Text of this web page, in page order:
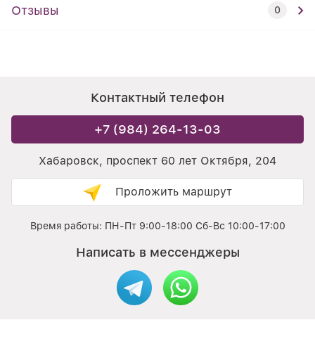
Отзывы 0
Контактный телефон
+7 (984) 264-13-03
Хабаровск, проспект 60 лет Октября, 204
Проложить маршрут
Время работы: ПН-Пт 9:00-18:00 Сб-Вс 10:00-17:00
Написать в мессенджеры